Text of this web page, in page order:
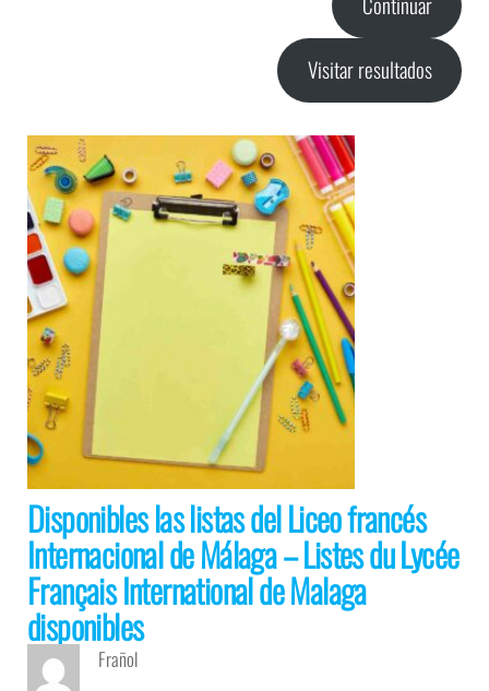
Visitar resultados
Disponibles las listas del Liceo francés
Internacional de Málaga – Listes du Lycée
Français International de Malaga
disponibles
Frañol